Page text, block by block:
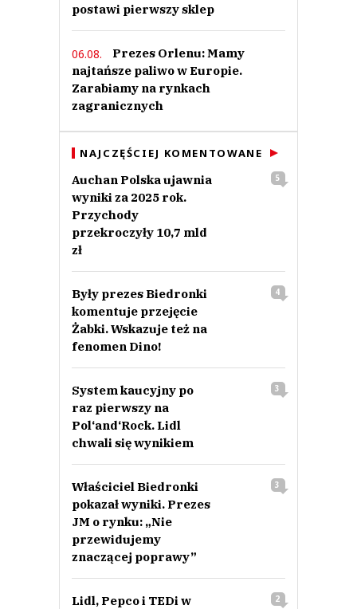
postawi pierwszy sklep
06.08.
Prezes Orlenu: Mamy
najtańsze paliwo w Europie.
Zarabiamy na rynkach
zagranicznych
NAJCZĘŚCIEJ KOMENTOWANE
Auchan Polska ujawnia
wyniki za 2025 rok.
Przychody
przekroczyły 10,7 mld
zł
5
Były prezes Biedronki
komentuje przejęcie
Żabki. Wskazuje też na
fenomen Dino!
4
System kaucyjny po
raz pierwszy na
Pol‘and‘Rock. Lidl
chwali się wynikiem
3
Właściciel Biedronki
pokazał wyniki. Prezes
JM o rynku: „Nie
przewidujemy
znaczącej poprawy”
3
Lidl, Pepco i TEDi w
2